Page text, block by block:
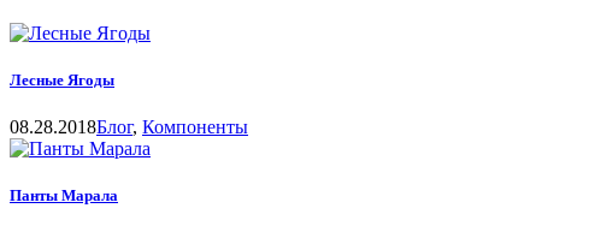
Лесные Ягоды
08.28.2018Блог, Компоненты
Панты Марала